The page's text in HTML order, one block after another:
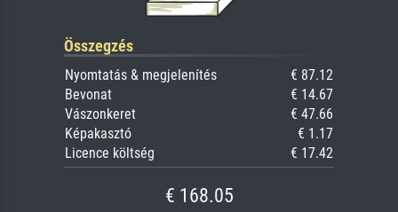
Összegzés
Nyomtatás & megjelenítés
€ 87.12
Bevonat
€ 14.67
Vászonkeret
€ 47.66
Képakasztó
€ 1.17
Licence költség
€ 17.42
€ 168.05